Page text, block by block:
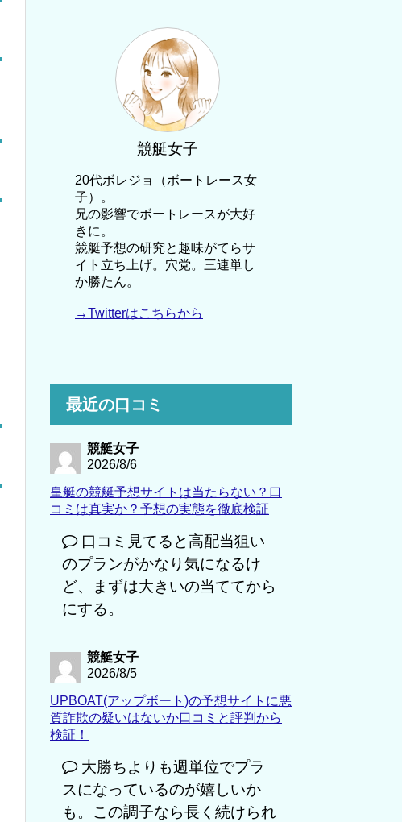
競艇女子
20代ボレジョ（ボートレース女
子）。
兄の影響でボートレースが大好
きに。
競艇予想の研究と趣味がてらサ
イト立ち上げ。穴党。三連単し
か勝たん。
→Twitterはこちらから
最近の口コミ
競艇女子
2026/8/6
皇艇の競艇予想サイトは当たらない？口
コミは真実か？予想の実態を徹底検証
口コミ見てると高配当狙い
のプランがかなり気になるけ
ど、まずは大きいの当ててから
にする。
競艇女子
2026/8/5
UPBOAT(アップボート)の予想サイトに悪
質詐欺の疑いはないか口コミと評判から
検証！
大勝ちよりも週単位でプラ
スになっているのが嬉しいか
も。この調子なら長く続けられ